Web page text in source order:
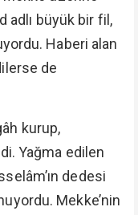
adlı büyük bir fil,
Haberi alan
de
kurup,
Yağma edilen
dedesi
Mekke’nin